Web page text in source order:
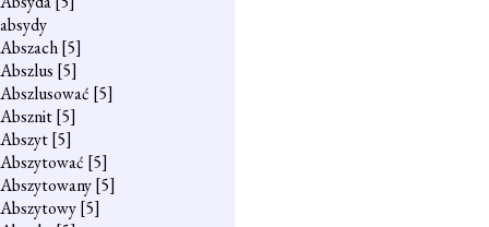
absydy
Abszach[5]
Abszlus [5]
Abszlusować [5]
Absznit[5]
Abszyt[5]
Abszytować [5]
Abszytowany[5]
Abszytowy[5]